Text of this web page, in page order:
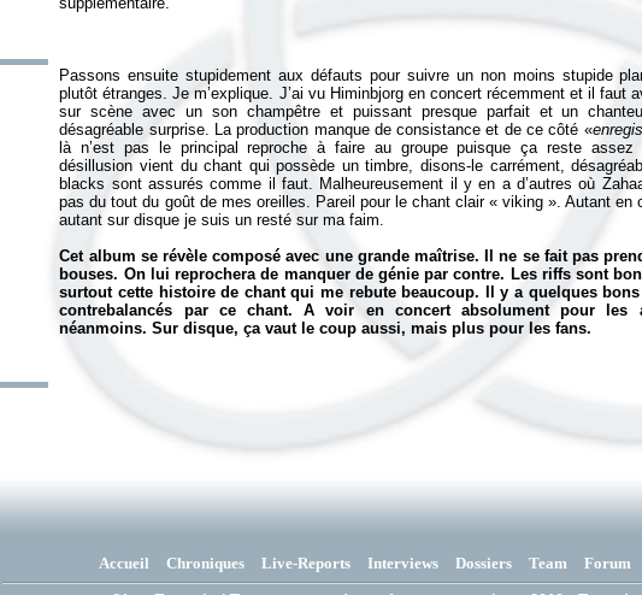
Passons ensuite stupidement aux défauts pour suivre un non moins stupide
plutôt étranges. Je m’explique. J’ai vu Himinbjorg en concert récemment et il faut
sur scène avec un son champêtre et puissant presque parfait et un
désagréable surprise. La production manque de consistance et de ce côté «
là n’est pas le principal reproche à faire au groupe puisque ça reste
désillusion vient du chant qui possède un timbre, disons-le carrément,
blacks sont assurés comme il faut. Malheureusement il y en a d’autres où
pas du tout du goût de mes oreilles. Pareil pour le chant clair « viking ». Autant en
autant sur disque je suis un resté sur ma faim.
Cet album se révèle composé avec une grande maîtrise. Il ne se fait pas
bouses. On lui reprochera de manquer de génie par contre. Les riffs sont
surtout cette histoire de chant qui me rebute beaucoup. Il y a quelques
contrebalancés par ce chant. A voir en concert absolument pour les
néanmoins. Sur disque, ça vaut le coup aussi, mais plus pour les fans.
Accueil Chroniques Live-Reports Interviews Dossiers Team Forum